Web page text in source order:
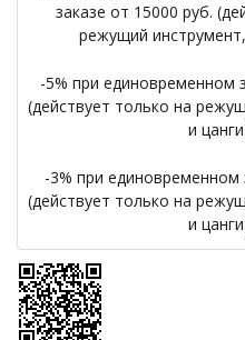
заказе от 15000 руб.
режущий
-5% при единовременном
(действует только на
и
-3% при единовременном
(действует только на
и